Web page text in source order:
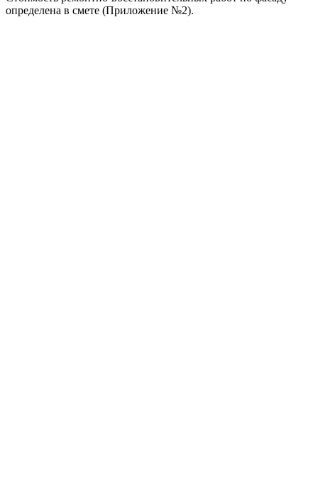
определена в смете (Приложение №2).